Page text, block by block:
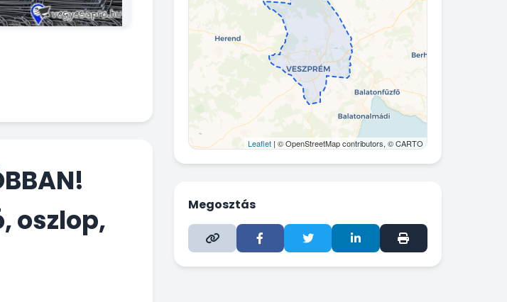
oszlop,
Leaflet| © OpenStreetMap contributors, © CARTO
Megosztás